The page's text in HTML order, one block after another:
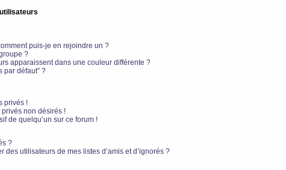
puis-je en rejoindre un ?
?
apparaissent dans une couleur différente ?
par défaut” ?
privés !
non désirés !
de quelqu’un sur ce forum !
?
utilisateurs de mes listes d’amis et d’ignorés ?